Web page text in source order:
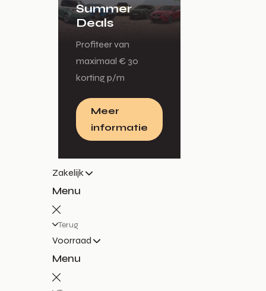
Summer
Deals
Profiteer van
maximaal € 30
korting p/m
Meer
informatie
Zakelijk
Menu
Terug
Voorraad
Menu